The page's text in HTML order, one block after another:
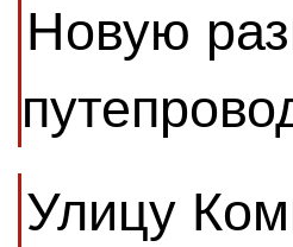
Новую
Улицу